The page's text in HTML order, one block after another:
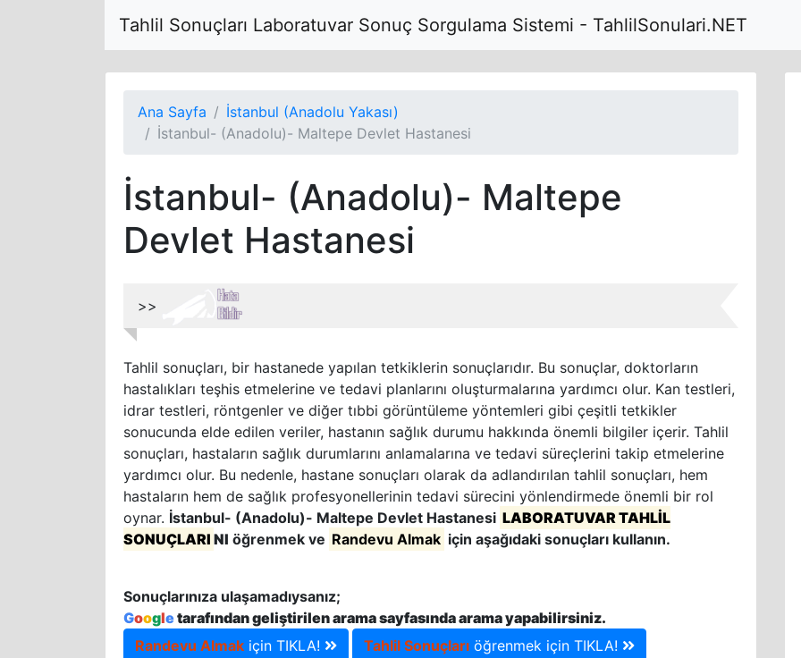
Tahlil Sonuçları Laboratuvar Sonuç Sorgulama Sistemi - TahlilSonulari.NET
Ana Sayfa
İstanbul (Anadolu Yakası)
İstanbul- (Anadolu)- Maltepe Devlet Hastanesi
İstanbul- (Anadolu)- Maltepe
Devlet Hastanesi
>>
Tahlil sonuçları, bir hastanede yapılan tetkiklerin sonuçlarıdır. Bu sonuçlar, doktorların
hastalıkları teşhis etmelerine ve tedavi planlarını oluşturmalarına yardımcı olur. Kan testleri,
idrar testleri, röntgenler ve diğer tıbbi görüntüleme yöntemleri gibi çeşitli tetkikler
sonucunda elde edilen veriler, hastanın sağlık durumu hakkında önemli bilgiler içerir. Tahlil
sonuçları, hastaların sağlık durumlarını anlamalarına ve tedavi süreçlerini takip etmelerine
yardımcı olur. Bu nedenle, hastane sonuçları olarak da adlandırılan tahlil sonuçları, hem
hastaların hem de sağlık profesyonellerinin tedavi sürecini yönlendirmede önemli bir rol
oynar. İstanbul- (Anadolu)- Maltepe Devlet Hastanesi LABORATUVAR TAHLİL
SONUÇLARI NI öğrenmek ve Randevu Almak için aşağıdaki sonuçları kullanın.
Sonuçlarınıza ulaşamadıysanız;
Googletarafından geliştirilen arama sayfasında arama yapabilirsiniz.
Randevu Almak için TIKLA! Tahlil Sonuçları öğrenmek için TIKLA!